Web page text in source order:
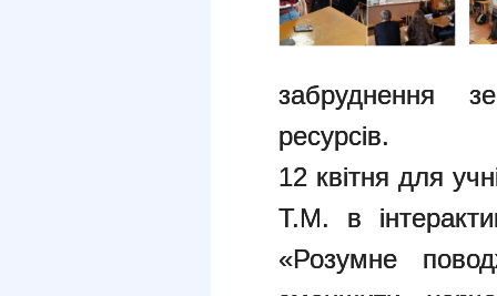
забруднення
ресурсів.
12 квітня для
Т.М. в
«Розумне